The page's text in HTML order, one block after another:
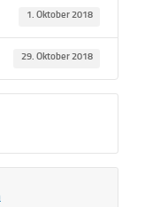
1. Oktober 2018
29. Oktober 2018